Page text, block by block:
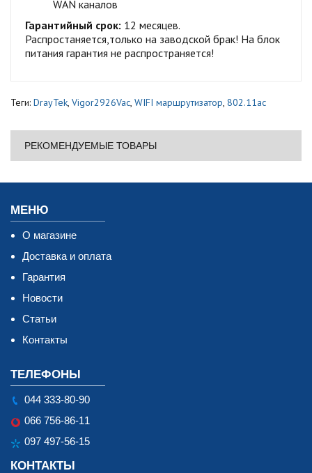
WAN каналов
Гарантийный срок: 12 месяцев.
Распростаняется,только на заводской брак! На блок
питания гарантия не распространяется!
Теги: DrayTek, Vigor2926Vac, WIFI маршрутизатор, 802.11ac
РЕКОМЕНДУЕМЫЕ ТОВАРЫ
МЕНЮ
О магазине
Доставка и оплата
Гарантия
Новости
Статьи
Контакты
ТЕЛЕФОНЫ
044 333-80-90
066 756-86-11
097 497-56-15
КОНТАКТЫ